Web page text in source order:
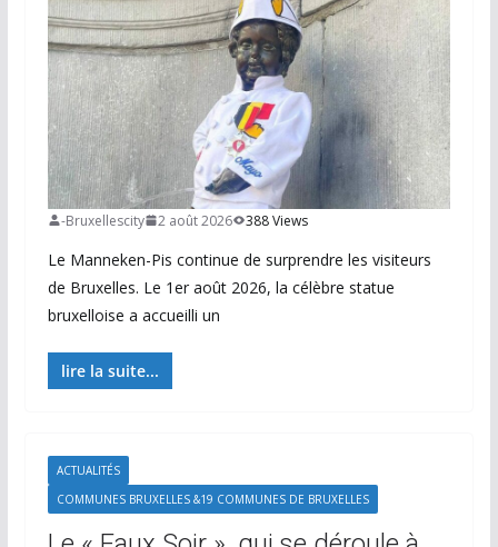
-Bruxellescity 2 août 2026 388 Views
Le Manneken-Pis continue de surprendre les visiteurs
de Bruxelles. Le 1er août 2026, la célèbre statue
bruxelloise a accueilli un
lire la suite...
ACTUALITÉS
COMMUNES BRUXELLES &19 COMMUNES DE BRUXELLES